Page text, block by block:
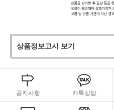
상품정보고시 보기
공지사항 카톡상담